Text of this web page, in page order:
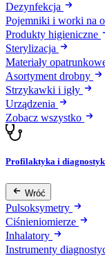
Dezynfekcja
Pojemniki i worki na
Produkty higieniczne
Sterylizacja
Materiały
Asortyment drobny
Strzykawki i igły
Urządzenia
Zobacz wszystko
Profilaktyka i
Wróć
Pulsoksymetry
Ciśnieniomierze
Inhalatory
Instrumenty